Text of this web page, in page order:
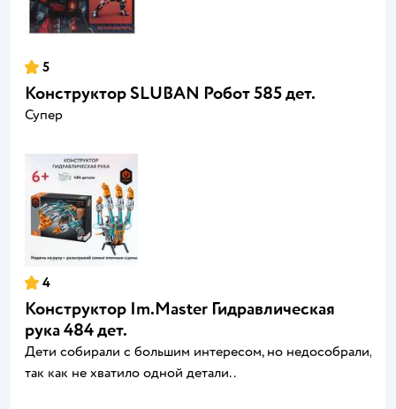
5
Конструктор SLUBAN Робот 585 дет.
Супер
4
Конструктор Im.Master Гидравлическая
рука 484 дет.
Дети собирали с большим интересом, но недособрали,
так как не хватило одной детали..